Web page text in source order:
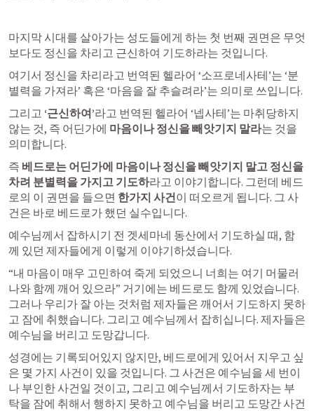
마지막 시대를 살아가는 성도들에게 하는 첫 번째 권면은 무엇
보다도 정신을 차리고 근신하여 기도하라는 것입니다.
여기서 정신을 차리라고 번역된 헬라어 ‘소프로네사테’는 ‘분
별력을 가져라’ 혹은 ‘마음을 잘 추슬려라’는 의미로 쓰입니다.
그리고 ‘근신하여’라고 번역된 헬라어 ‘넵사테’는 마취당하지
않는 것, 즉 어딘가에 마음이나 정신을 빼앗기지 말라는 것을
의미합니다.
즉 베드로는 어딘가에 마음이나 정신을 빼앗기지 말고 정신을
차려 분별력을 가지고 기도하라고 이야기합니다. 그런데 베드
로의 이 권면을 들으면 한가지 사건이 떠오르게 됩니다. 그 사
건은 바로 베드로가 했던 실수입니다.
예수님께서 잡하시기 전 겟세마네 동산에서 기도하실 때, 함
께 있던 제자들에게 이렇게 이야기하셨습니다.
“내 마음이 매우 고민하여 죽게 되었으니 너희는 여기 머물러
나와 함께 깨어 있으라” 거기에는 베드로도 함께 있었습니다.
그러나 우리가 잘 아는 것처럼 제자들은 깨어서 기도하지 못하
고 잠에 취했습니다. 그리고 예수님께서 잡히십니다. 제자들은
예수님을 버리고 도망갑니다.
성경에는 기록되어있지 않지만, 베드로에게 있어서 지우고 싶
은 몇 가지 사건이 있을 것입니다. 그 사건은 예수님을 세 번이
나 부인한 사건일 것이고, 그리고 예수님께서 기도하자는 부
탁을 잠에 취해서 행하지 못하고 예수님을 버리고 도망간 사건